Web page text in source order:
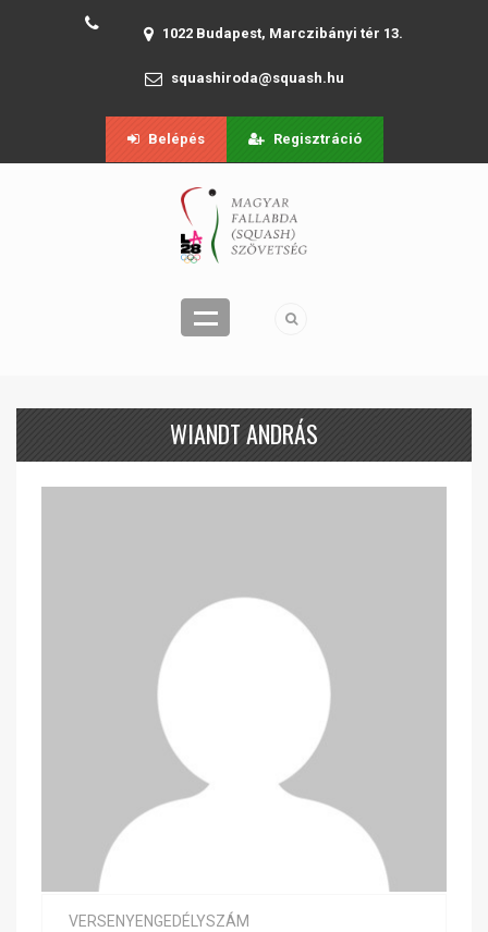
1022 Budapest, Marczibányi tér 13.
squashiroda@squash.hu
Belépés Regisztráció
WIANDT ANDRÁS
VERSENYENGEDÉLYSZÁM